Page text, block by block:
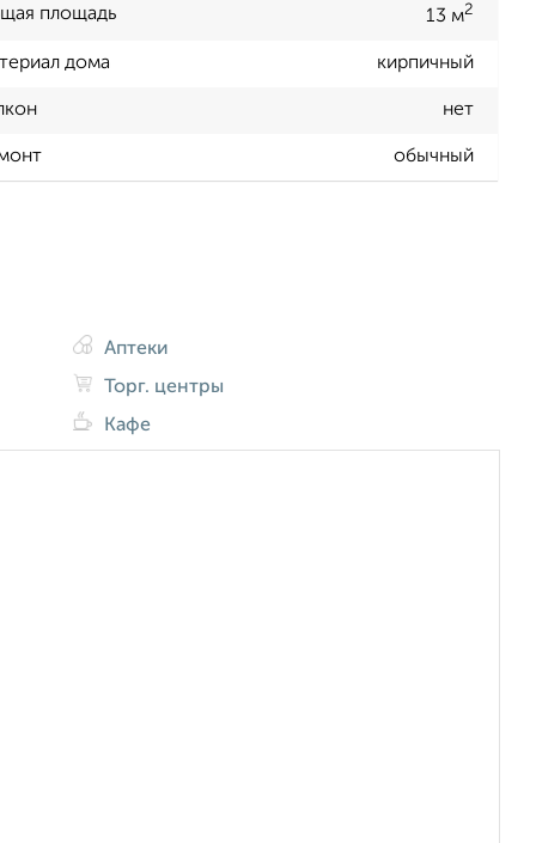
площадь 13 м2
дома кирпичный
нет
обычный
Аптеки
Торг. центры
Кафе